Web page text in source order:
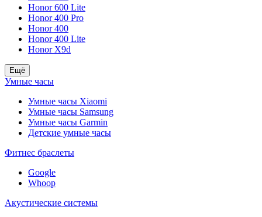
Honor 600 Lite
Honor 400 Pro
Honor 400
Honor 400 Lite
Honor X9d
Ещё
Умные часы
Умные часы Xiaomi
Умные часы Samsung
Умные часы Garmin
Детские умные часы
Фитнес браслеты
Google
Whoop
Акустические системы